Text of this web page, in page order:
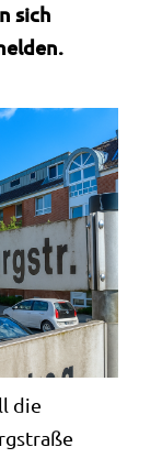
sich
die